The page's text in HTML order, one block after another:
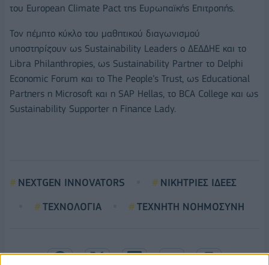
του European Climate Pact της Ευρωπαϊκής Επιτροπής.
Τον πέμπτο κύκλο του μαθητικού διαγωνισμού
υποστηρίζουν ως Sustainability Leaders ο ΔΕΔΔΗΕ και το
Libra Philanthropies, ως Sustainability Partner το Delphi
Economic Forum και το The People’s Trust, ως Educational
Partners η Microsoft και η SAP Hellas, το BCA College και ως
Sustainability Supporter η Finance Lady.
NEXTGEN INNOVATORS
ΝΙΚΗΤΡΙΕΣ ΙΔΕΕΣ
ΤΕΧΝΟΛΟΓΙΑ
ΤΕΧΝΗΤΗ ΝΟΗΜΟΣΥΝΗ